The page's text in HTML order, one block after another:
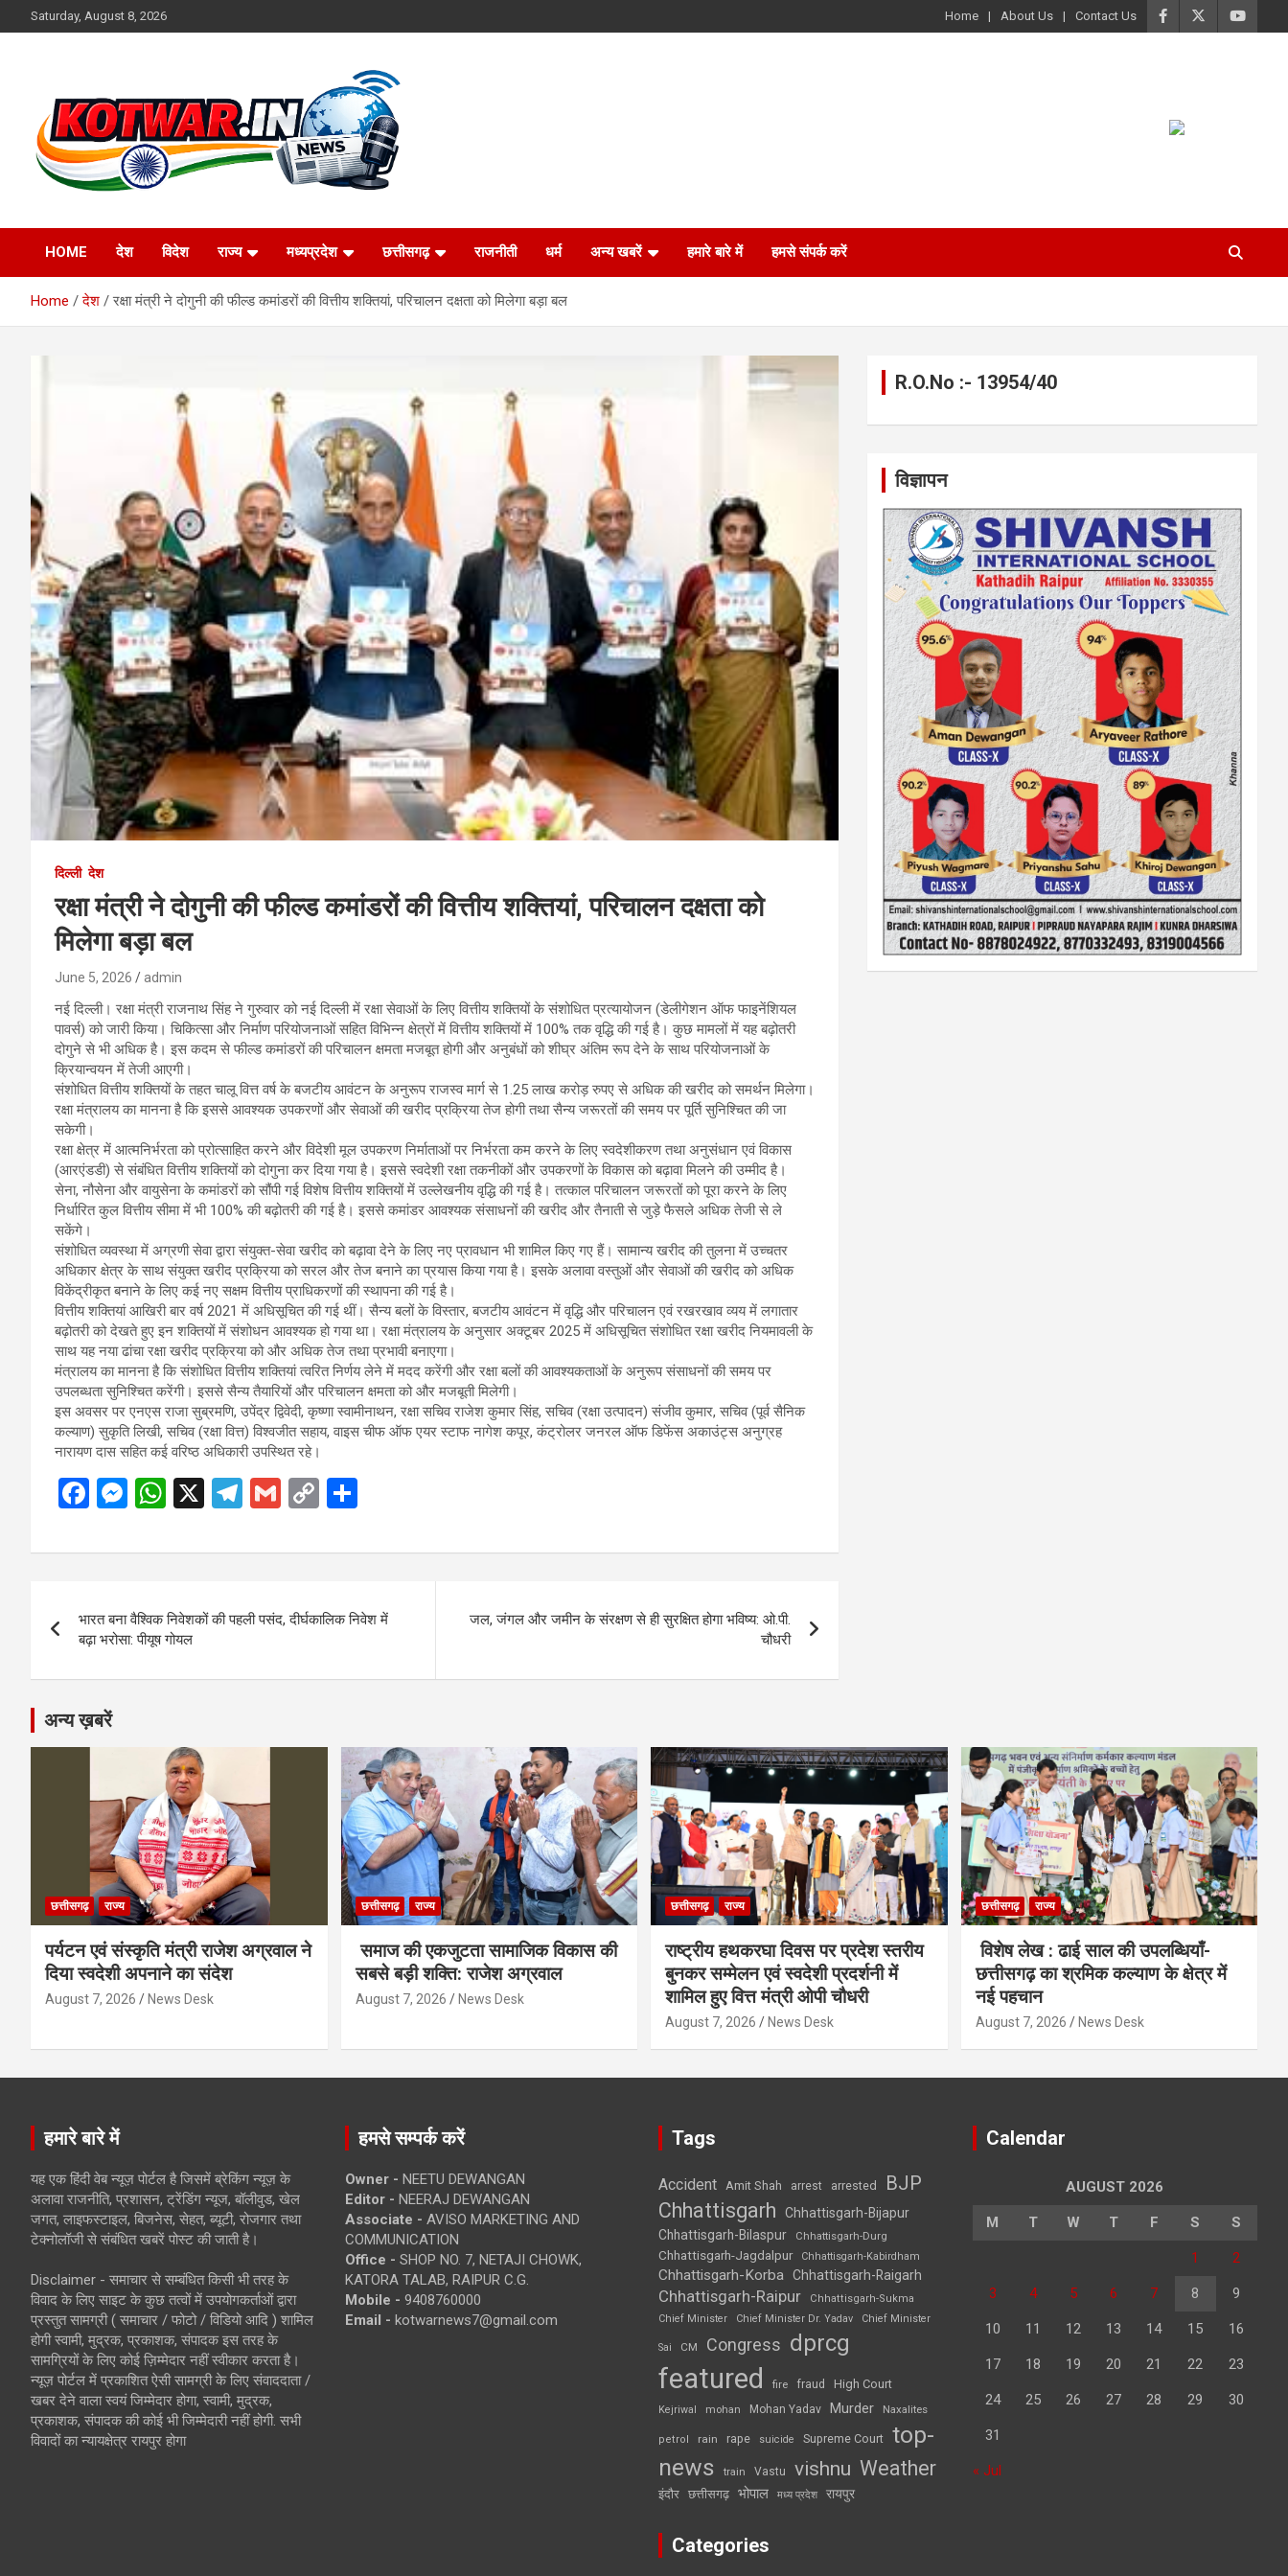
to
Saturday, August 8, 2026 Home About Us Contact Us
kotwar.in
HOME देश विदेश राज्य मध्यप्रदेश छत्तीसगढ़ राजनीती धर्म अन्य खबरें हमारे बारे में हमसे संपर्क करें
Home देश रक्षा मंत्री ने दोगुनी की फील्ड कमांडरों की वित्तीय शक्तियां, परिचालन दक्षता को मिलेगा बड़ा बल
दिल्ली देश
रक्षा मंत्री ने दोगुनी की फील्ड कमांडरों की वित्तीय शक्तियां, परिचालन दक्षता को
मिलेगा बड़ा बल
June 5, 2026 admin
नई दिल्ली। रक्षा मंत्री राजनाथ सिंह ने गुरुवार को नई दिल्ली में रक्षा सेवाओं के लिए वित्तीय शक्तियों के संशोधित प्रत्यायोजन (डेलीगेशन ऑफ फाइनेंशियल
पावर्स) को जारी किया। चिकित्सा और निर्माण परियोजनाओं सहित विभिन्न क्षेत्रों में वित्तीय शक्तियों में 100% तक वृद्धि की गई है। कुछ मामलों में यह बढ़ोतरी
दोगुने से भी अधिक है। इस कदम से फील्ड कमांडरों की परिचालन क्षमता मजबूत होगी और अनुबंधों को शीघ्र अंतिम रूप देने के साथ परियोजनाओं के
क्रियान्वयन में तेजी आएगी।
संशोधित वित्तीय शक्तियों के तहत चालू वित्त वर्ष के बजटीय आवंटन के अनुरूप राजस्व मार्ग से 1.25 लाख करोड़ रुपए से अधिक की खरीद को समर्थन मिलेगा।
रक्षा मंत्रालय का मानना है कि इससे आवश्यक उपकरणों और सेवाओं की खरीद प्रक्रिया तेज होगी तथा सैन्य जरूरतों की समय पर पूर्ति सुनिश्चित की जा
सकेगी।
रक्षा क्षेत्र में आत्मनिर्भरता को प्रोत्साहित करने और विदेशी मूल उपकरण निर्माताओं पर निर्भरता कम करने के लिए स्वदेशीकरण तथा अनुसंधान एवं विकास
(आरएंडडी) से संबंधित वित्तीय शक्तियों को दोगुना कर दिया गया है। इससे स्वदेशी रक्षा तकनीकों और उपकरणों के विकास को बढ़ावा मिलने की उम्मीद है।
सेना, नौसेना और वायुसेना के कमांडरों को सौंपी गई विशेष वित्तीय शक्तियों में उल्लेखनीय वृद्धि की गई है। तत्काल परिचालन जरूरतों को पूरा करने के लिए
निर्धारित कुल वित्तीय सीमा में भी 100% की बढ़ोतरी की गई है। इससे कमांडर आवश्यक संसाधनों की खरीद और तैनाती से जुड़े फैसले अधिक तेजी से ले
सकेंगे।
संशोधित व्यवस्था में अग्रणी सेवा द्वारा संयुक्त-सेवा खरीद को बढ़ावा देने के लिए नए प्रावधान भी शामिल किए गए हैं। सामान्य खरीद की तुलना में उच्चतर
अधिकार क्षेत्र के साथ संयुक्त खरीद प्रक्रिया को सरल और तेज बनाने का प्रयास किया गया है। इसके अलावा वस्तुओं और सेवाओं की खरीद को अधिक
विकेंद्रीकृत बनाने के लिए कई नए सक्षम वित्तीय प्राधिकरणों की स्थापना की गई है।
वित्तीय शक्तियां आखिरी बार वर्ष 2021 में अधिसूचित की गई थीं। सैन्य बलों के विस्तार, बजटीय आवंटन में वृद्धि और परिचालन एवं रखरखाव व्यय में लगातार
बढ़ोतरी को देखते हुए इन शक्तियों में संशोधन आवश्यक हो गया था। रक्षा मंत्रालय के अनुसार अक्टूबर 2025 में अधिसूचित संशोधित रक्षा खरीद नियमावली के
साथ यह नया ढांचा रक्षा खरीद प्रक्रिया को और अधिक तेज तथा प्रभावी बनाएगा।
मंत्रालय का मानना है कि संशोधित वित्तीय शक्तियां त्वरित निर्णय लेने में मदद करेंगी और रक्षा बलों की आवश्यकताओं के अनुरूप संसाधनों की समय पर
उपलब्धता सुनिश्चित करेंगी। इससे सैन्य तैयारियों और परिचालन क्षमता को और मजबूती मिलेगी।
इस अवसर पर एनएस राजा सुब्रमणि, उपेंद्र द्विवेदी, कृष्णा स्वामीनाथन, रक्षा सचिव राजेश कुमार सिंह, सचिव (रक्षा उत्पादन) संजीव कुमार, सचिव (पूर्व सैनिक
कल्याण) सुकृति लिखी, सचिव (रक्षा वित्त) विश्वजीत सहाय, वाइस चीफ ऑफ एयर स्टाफ नागेश कपूर, कंट्रोलर जनरल ऑफ डिफेंस अकाउंट्स अनुग्रह
नारायण दास सहित कई वरिष्ठ अधिकारी उपस्थित रहे।
F
ce
o
o
k
M
se
g
er
W
at
A
p
p
X
T
e
a
G
ail
C
py
n
ar
navigation
भारत बना वैश्विक निवेशकों की पहली पसंद, दीर्घकालिक निवेश में
बढ़ा भरोसा: पीयूष गोयल
जल, जंगल और जमीन के संरक्षण से ही सुरक्षित होगा भविष्य: ओ.पी.
चौधरी
R.O.No :- 13954/40
विज्ञापन
अन्य ख़बरें
छत्तीसगढ़ राज्य
पर्यटन एवं संस्कृति मंत्री राजेश अग्रवाल ने
दिया स्वदेशी अपनाने का संदेश
August 7, 2026 News Desk
छत्तीसगढ़ राज्य
समाज की एकजुटता सामाजिक विकास की
सबसे बड़ी शक्ति: राजेश अग्रवाल
August 7, 2026 News Desk
छत्तीसगढ़ राज्य
राष्ट्रीय हथकरघा दिवस पर प्रदेश स्तरीय
बुनकर सम्मेलन एवं स्वदेशी प्रदर्शनी में
शामिल हुए वित्त मंत्री ओपी चौधरी
August 7, 2026 News Desk
छत्तीसगढ़ राज्य
विशेष लेख : ढाई साल की उपलब्धियाँ-
छत्तीसगढ़ का श्रमिक कल्याण के क्षेत्र में
नई पहचान
August 7, 2026 News Desk
हमारे बारे में
यह एक हिंदी वेब न्यूज़ पोर्टल है जिसमें ब्रेकिंग न्यूज़ के
अलावा राजनीति, प्रशासन, ट्रेंडिंग न्यूज, बॉलीवुड, खेल
जगत, लाइफस्टाइल, बिजनेस, सेहत, ब्यूटी, रोजगार तथा
टेक्नोलॉजी से संबंधित खबरें पोस्ट की जाती है।
Disclaimer - समाचार से सम्बंधित किसी भी तरह के
विवाद के लिए साइट के कुछ तत्वों में उपयोगकर्ताओं द्वारा
प्रस्तुत सामग्री ( समाचार / फोटो / विडियो आदि ) शामिल
होगी स्वामी, मुद्रक, प्रकाशक, संपादक इस तरह के
सामग्रियों के लिए कोई ज़िम्मेदार नहीं स्वीकार करता है।
न्यूज़ पोर्टल में प्रकाशित ऐसी सामग्री के लिए संवाददाता /
खबर देने वाला स्वयं जिम्मेदार होगा, स्वामी, मुद्रक,
प्रकाशक, संपादक की कोई भी जिम्मेदारी नहीं होगी. सभी
विवादों का न्यायक्षेत्र रायपुर होगा
हमसे सम्पर्क करें
Owner - NEETU DEWANGAN
Editor - NEERAJ DEWANGAN
Associate - AVISO MARKETING AND
COMMUNICATION
Office - SHOP NO. 7, NETAJI CHOWK,
KATORA TALAB, RAIPUR C.G.
Mobile - 9408760000
Email - kotwarnews7@gmail.com
Tags
Accident Amit Shah arrest arrested BJP
Chhattisgarh
Chhattisgarh-Bijapur
Chhattisgarh-Bilaspur
Chhattisgarh-Durg
Chhattisgarh-Jagdalpur Chhattisgarh-Kabirdham
Chhattisgarh-Korba Chhattisgarh-Raigarh
Chhattisgarh-Raipur
Chhattisgarh-Sukma
Chief Minister
Chief Minister Dr. Yadav Chief Minister
Sai CM Congress dprcg
featured fire fraud High Court
Kejriwal mohan Mohan Yadav Murder Naxalites
petrol rain rape suicide Supreme Court top-
news
train Vastu vishnu Weather
इंदौर छत्तीसगढ़ भोपाल मध्य प्रदेश रायपुर
Categories
Calendar
AUGUST 2026
M T W T F S S
1 2
3 4 5 6 7 8 9
10 11 12 13 14 15 16
17 18 19 20 21 22 23
24 25 26 27 28 29 30
31
« Jul